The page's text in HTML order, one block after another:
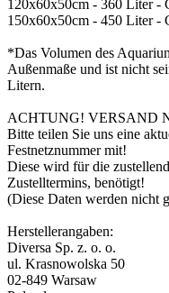
120x60x50cm - 360 Liter -
150x60x50cm - 450 Liter -
*Das Volumen des
Außenmaße und ist nicht
Litern.
ACHTUNG! VERSAND
Bitte teilen Sie uns eine
Festnetznummer mit!
Diese wird für die
Zustelltermins, benötigt!
(Diese Daten werden nicht
Herstellerangaben:
Diversa Sp. z. o. o.
ul. Krasnowolska 50
02-849 Warsaw